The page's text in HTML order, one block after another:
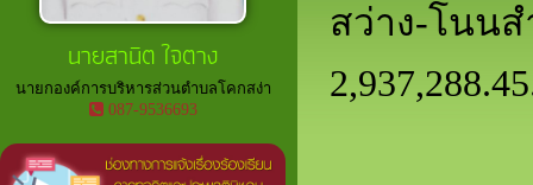
นายสานิต ใจตาง
นายกองค์การบริหารส่วนตำบลโคกสง่า
087-9536693
สว่าง-โนน